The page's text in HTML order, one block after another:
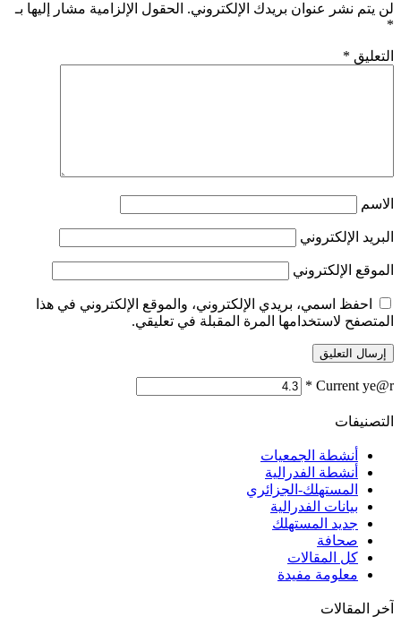
لن يتم نشر عنوان بريدك الإلكتروني. الحقول الإلزامية مشار إليها بـ
*
التعليق *
الاسم
البريد الإلكتروني
الموقع الإلكتروني
احفظ اسمي، بريدي الإلكتروني، والموقع الإلكتروني في هذا
المتصفح لاستخدامها المرة المقبلة في تعليقي.
Current ye@r
*
التصنيفات
أنشطة الجمعيات
أنشطة الفدرالية
المستهلك-الجزائري
بيانات الفدرالية
جديد المستهلك
صحافة
كل المقالات
معلومة مفيدة
آخر المقالات